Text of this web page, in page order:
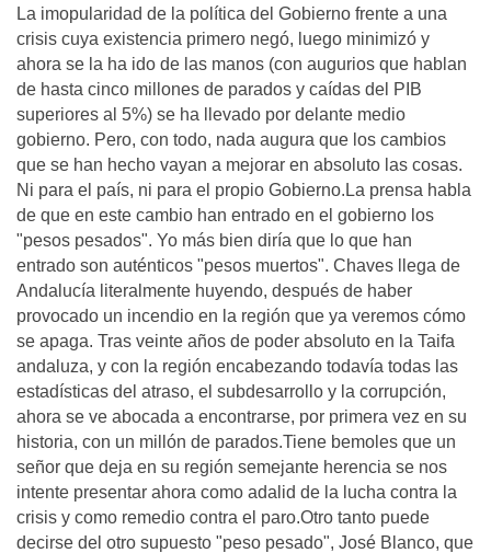
La imopularidad de la política del Gobierno frente a una
crisis cuya existencia primero negó, luego minimizó y
ahora se la ha ido de las manos (con augurios que hablan
de hasta cinco millones de parados y caídas del PIB
superiores al 5%) se ha llevado por delante medio
gobierno. Pero, con todo, nada augura que los cambios
que se han hecho vayan a mejorar en absoluto las cosas.
Ni para el país, ni para el propio Gobierno.La prensa habla
de que en este cambio han entrado en el gobierno los
"pesos pesados". Yo más bien diría que lo que han
entrado son auténticos "pesos muertos". Chaves llega de
Andalucía literalmente huyendo, después de haber
provocado un incendio en la región que ya veremos cómo
se apaga. Tras veinte años de poder absoluto en la Taifa
andaluza, y con la región encabezando todavía todas las
estadísticas del atraso, el subdesarrollo y la corrupción,
ahora se ve abocada a encontrarse, por primera vez en su
historia, con un millón de parados.Tiene bemoles que un
señor que deja en su región semejante herencia se nos
intente presentar ahora como adalid de la lucha contra la
crisis y como remedio contra el paro.Otro tanto puede
decirse del otro supuesto "peso pesado", José Blanco, que